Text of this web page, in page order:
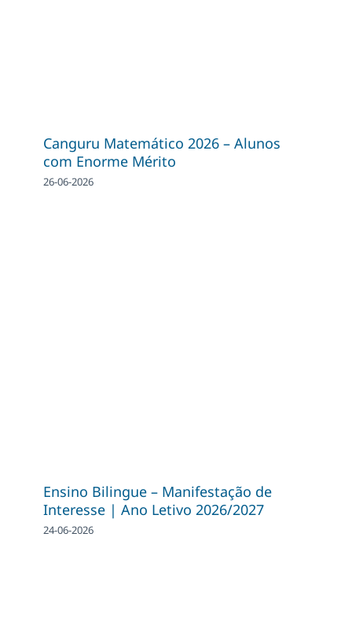
Canguru Matemático 2026 – Alunos
com Enorme Mérito
26-06-2026
Ensino Bilingue – Manifestação de
Interesse | Ano Letivo 2026/2027
24-06-2026